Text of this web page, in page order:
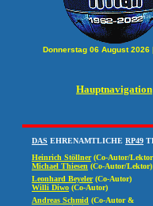
Hauptnavigation